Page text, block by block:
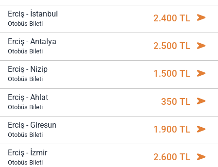
Erciş - İstanbul
Otobüs Bileti 2.400 TL
Erciş - Antalya
Otobüs Bileti 2.500 TL
Erciş - Nizip
Otobüs Bileti 1.500 TL
Erciş - Ahlat
Otobüs Bileti 350 TL
Erciş - Giresun
Otobüs Bileti 1.900 TL
Erciş - İzmir
Otobüs Bileti 2.600 TL